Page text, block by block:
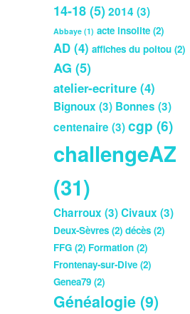
14-18(5)2014 (3)
Abbaye (1) acte insolite (2)
AD (4) affiches du poitou (2)
AG (5)
atelier-ecriture (4)
Bignoux (3) Bonnes (3)
centenaire (3)cgp (6)
challengeAZ
(31)
Charroux (3)Civaux (3)
Deux-Sèvres (2) décès (2)
FFG (2) Formation (2)
Frontenay-sur-Dive (2)
Genea79 (2)
Généalogie(9)